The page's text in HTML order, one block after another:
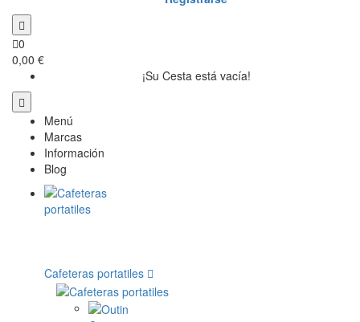
0
0,00 €
¡Su Cesta está vacía!
Menú
Marcas
Información
Blog
Cafeteras portatiles